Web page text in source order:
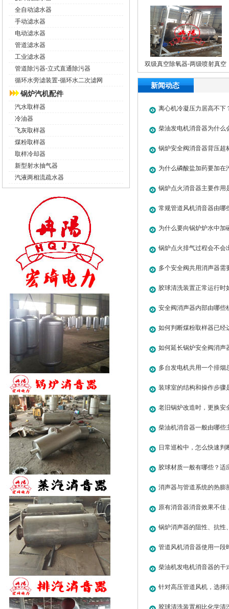
全自动滤水器
手动滤水器
电动滤水器
管道滤水器
工业滤水器
管道除污器-立式直通除污器
循环水旁滤装置-循环水二次滤网
锅炉汽机配件
汽水取样器
冷油器
飞灰取样器
煤粉取样器
取样冷却器
新型射水抽气器
汽液两相流疏水器
双级真空除氧器-两级喷射真空
除氧器
新闻动态
离心机冷凝压力居高不下
毛
柴油发电机消音器为什么
题如何解决？
锅炉安全阀消音器背压超
降噪与设备安全
为什么磷酸盐加药要加在
锅炉点火消音器主要作用
些管路？
常规管道风机消音器由哪
为什么要向锅炉炉水中加
化了吗？(磷酸盐加药装置
锅炉点火排气过程会不会
多个安全阀共用消声器需
胶球清洗装置正常运行时
格？
安全阀消声器内部由哪些
如何判断煤粉取样器已经
如何延长锅炉安全阀消声
多台发电机共用一个排烟
配？
装球室的结构和操作步骤
老旧锅炉改造时，更换安
些现行规范要求？
柴油机消音器一般由哪些
日常巡检中，怎么快速判
堵塞、吸声材料是否脱落
胶球材质一般有哪些？适
什么？
消声器与管道系统的热膨
应力集中和泄漏？
原有消音器消音效果不佳
哪些
锅炉消声器的阻性、抗性
的降噪原理分别是什么？
管道风机消音器使用一段
可能的原因有哪些？如何
柴油机发电机消音器的干
核心差异是什么？各自适
针对高压管道风机，选择
哪些性能指标？
胶球清洗装置相比化学清